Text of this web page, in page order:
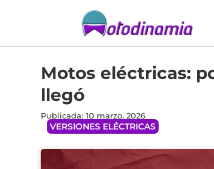
Motos eléctricas:
llegó
Publicada: 10 marzo, 2026
VERSIONES ELÉCTRICAS